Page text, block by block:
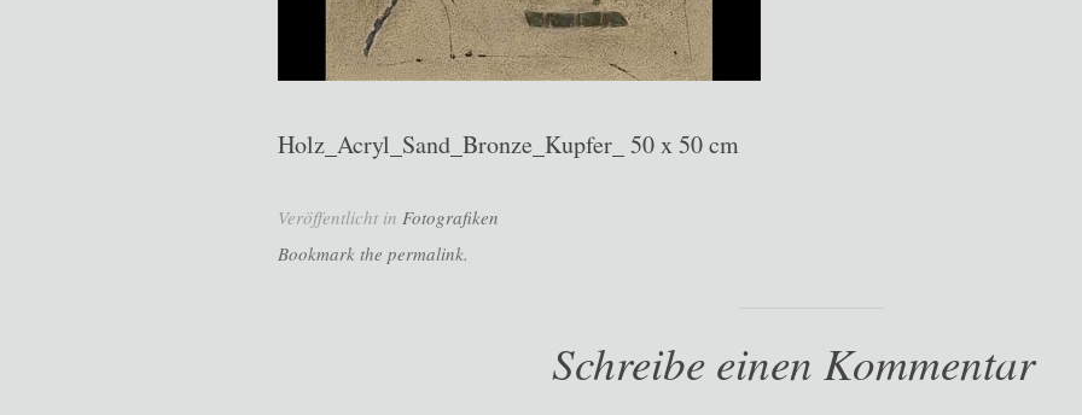
Holz_Acryl_Sand_Bronze_Kupfer_ 50 x 50 cm
Veröffentlicht in Fotografiken
Bookmark the permalink.
Schreibe einen Kommentar